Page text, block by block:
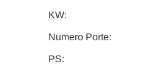
KW:
Numero Porte:
PS: